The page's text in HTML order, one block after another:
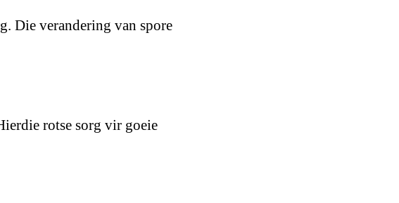
Die verandering van spore
rotse sorg vir goeie